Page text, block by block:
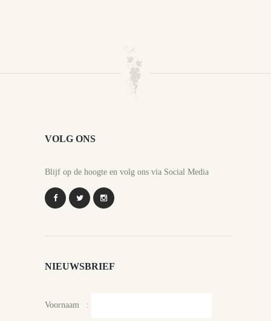
VOLG ONS
Blijf op de hoogte en volg ons via Social Media
NIEUWSBRIEF
Voornaam :